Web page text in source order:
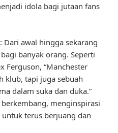
idola bagi jutaan fans
Dari awal hingga sekarang
banyak orang. Seperti
Ferguson, “Manchester
klub, tapi juga sebuah
dalam suka dan duka.”
menginspirasi
terus berjuang dan